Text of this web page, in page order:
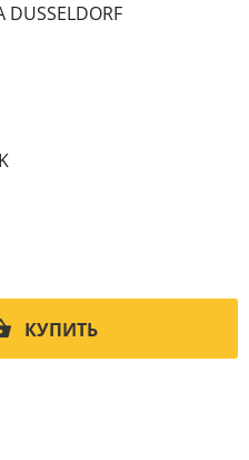
DUSSELDORF
КУПИТЬ